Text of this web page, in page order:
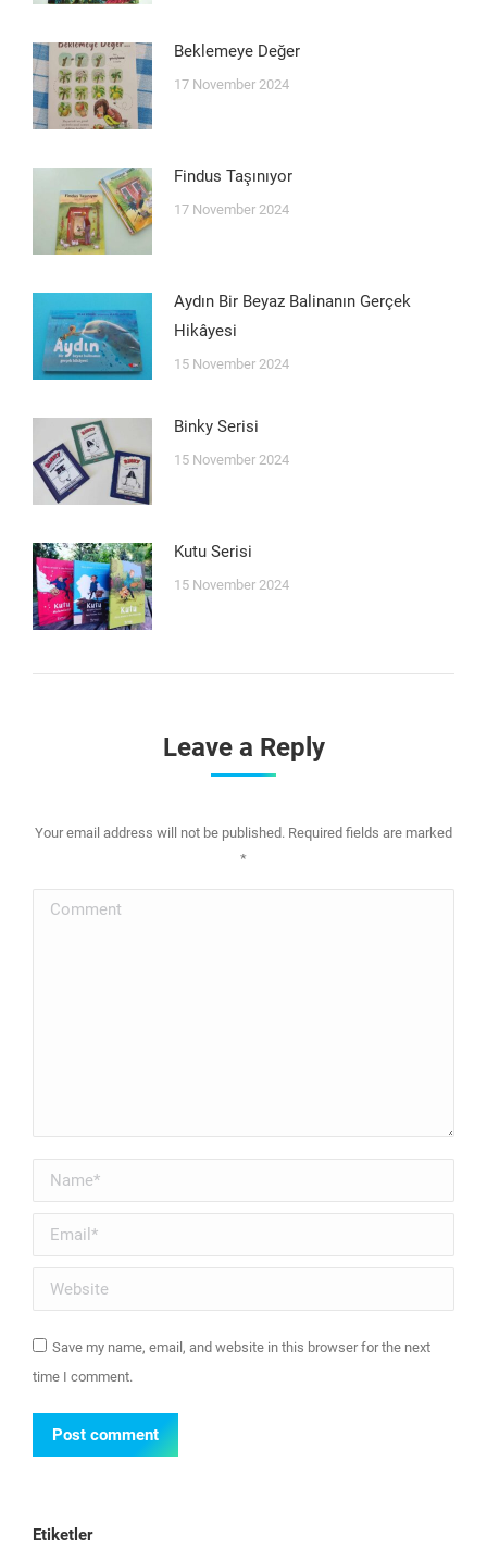
Beklemeye Değer
17 November 2024
Findus Taşınıyor
17 November 2024
Aydın Bir Beyaz Balinanın Gerçek
Hikâyesi
15 November 2024
Binky Serisi
15 November 2024
Kutu Serisi
15 November 2024
Leave a Reply
Your email address will not be published. Required fields are marked
*
Comment
Name *
Email *
Website
Save my name, email, and website in this browser for the next
time I comment.
Post comment
Etiketler